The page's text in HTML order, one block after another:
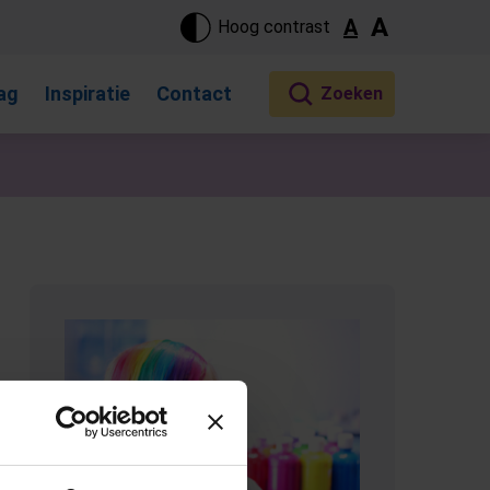
(Opent in een nieuw tabblad)
Hoog contrast A A
Inspiratie Contact
Touch-apparaat gebruikers, bewegen door aanraking